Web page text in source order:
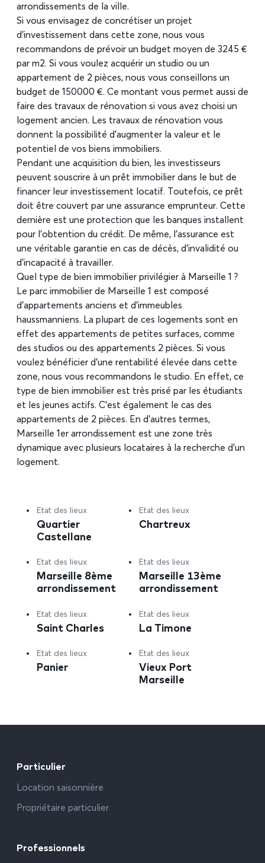
arrondissements de la ville.
Si vous envisagez de concrétiser un projet
d’investissement dans cette zone, nous vous
recommandons de prévoir un budget moyen de 3 245 €
par m2. Si vous voulez acquérir un studio ou un
appartement de 2 pièces, nous vous conseillons un
budget de 150 000 €. Ce montant vous permet aussi de
faire des travaux de rénovation si vous avez choisi un
logement ancien. Les travaux de rénovation vous
donnent la possibilité d’augmenter la valeur et le
potentiel de vos biens immobiliers.
Pendant une acquisition du bien, les investisseurs
peuvent souscrire à un prêt immobilier dans le but de
financer leur investissement locatif. Toutefois, ce prêt
doit être couvert par une assurance emprunteur. Cette
dernière est une protection que les banques installent
pour l’obtention du crédit. De même, l’assurance est
une véritable garantie en cas de décès, d’invalidité ou
d’incapacité à travailler.
Quel type de bien immobilier privilégier à Marseille 1 ?
Le parc immobilier de Marseille 1 est composé
d’appartements anciens et d’immeubles
haussmanniens. La plupart de ces logements sont en
effet des appartements de petites surfaces, comme
des studios ou des appartements 2 pièces. Si vous
voulez bénéficier d’une rentabilité élevée dans cette
zone, nous vous recommandons le studio. En effet, ce
type de bien immobilier est très prisé par les étudiants
et les jeunes actifs. C’est également le cas des
appartements de 2 pièces. En d’autres termes,
Marseille 1er arrondissement est une zone très
dynamique avec plusieurs locataires à la recherche d’un
logement.
Etat des lieux
Quartier
Castellane
Etat des lieux
Chartreux
Etat des lieux
Marseille 8ème
arrondissement
Etat des lieux
Marseille 13ème
arrondissement
Etat des lieux
Saint Charles
Etat des lieux
La Timone
Etat des lieux
Panier
Etat des lieux
Vieux Port
Marseille
Particulier
Location saisonnière
Propriétaire particulier
Professionnels